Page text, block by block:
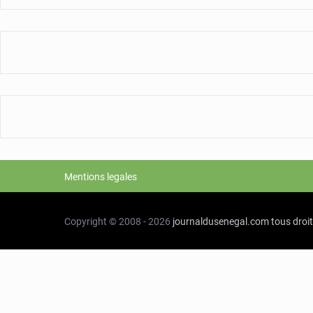
Mentions legales
Copyright © 2008 - 2026 journaldusenegal.comtous